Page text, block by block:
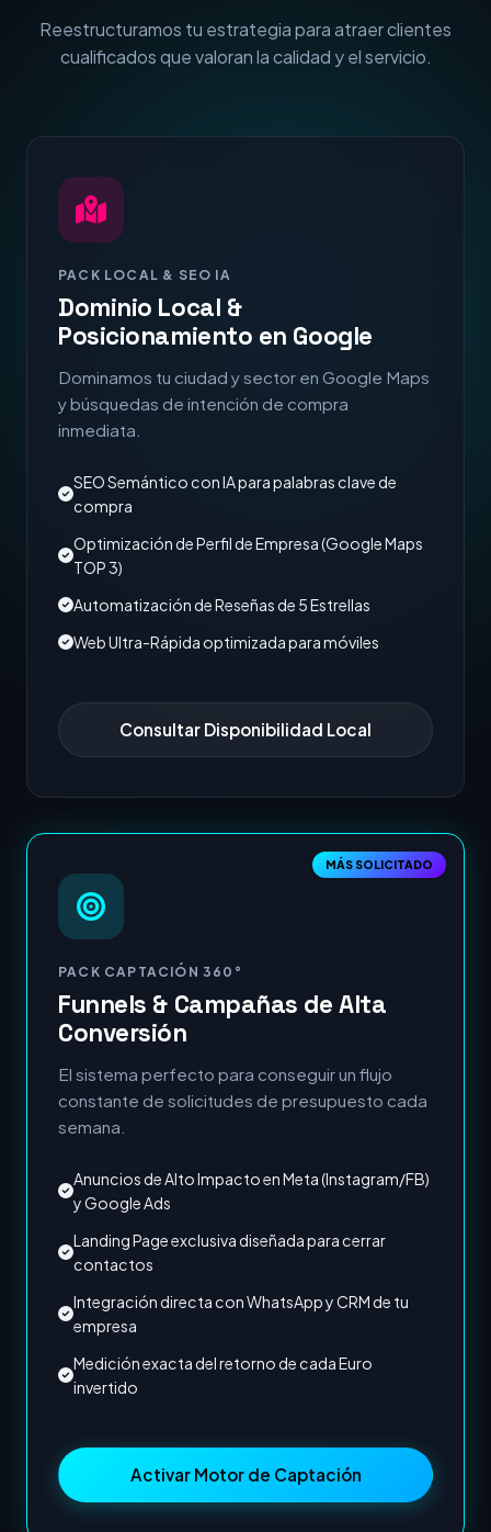
Reestructuramos tu estrategia para atraer clientes
cualificados que valoran la calidad y el servicio.
PACK LOCAL & SEO IA
Dominio Local &
Posicionamiento en Google
Dominamos tu ciudad y sector en Google Maps
y búsquedas de intención de compra
inmediata.
SEO Semántico con IA para palabras clave de
compra
Optimización de Perfil de Empresa (Google Maps
TOP 3)
Automatización de Reseñas de 5 Estrellas
Web Ultra-Rápida optimizada para móviles
Consultar Disponibilidad Local
MÁS SOLICITADO
PACK CAPTACIÓN 360°
Funnels & Campañas de Alta
Conversión
El sistema perfecto para conseguir un flujo
constante de solicitudes de presupuesto cada
semana.
Anuncios de Alto Impacto en Meta (Instagram/FB)
y Google Ads
Landing Page exclusiva diseñada para cerrar
contactos
Integración directa con WhatsApp y CRM de tu
empresa
Medición exacta del retorno de cada Euro
invertido
Activar Motor de Captación